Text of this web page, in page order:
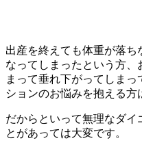
出産を終えても体重が落ち
なってしまったという方、
まって垂れ下がってしま
ションのお悩みを抱える方
だからといって無理なダイ
とがあっては大変です。